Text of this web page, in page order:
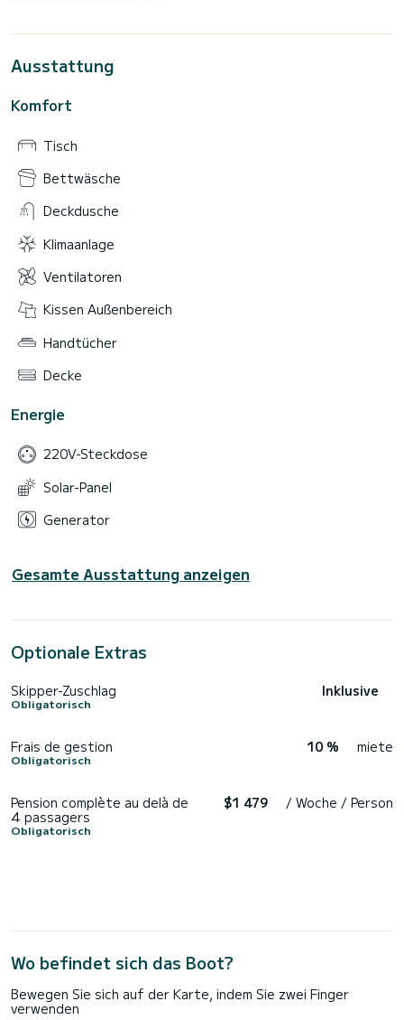
Ausstattung
Komfort
Tisch
Bettwäsche
Deckdusche
Klimaanlage
Ventilatoren
Kissen Außenbereich
Handtücher
Decke
Energie
220V-Steckdose
Solar-Panel
Generator
Gesamte Ausstattung anzeigen
Optionale Extras
Skipper-Zuschlag
Obligatorisch
Inklusive
Frais de gestion
Obligatorisch
10 % miete
Pension complète au delà de
4 passagers
Obligatorisch
$1 479 / Woche / Person
Wo befindet sich das Boot?
Bewegen Sie sich auf der Karte, indem Sie zwei Finger
verwenden